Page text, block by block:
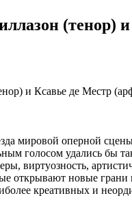
(тенор) и
мировой оперной
голосом удались бы
виртуозность,
открывают новые
креативных и